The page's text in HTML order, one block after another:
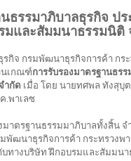
ธรรมาภิบาลธุรกิจ ป
มและสัมมนาธรรมนิติ
กิจ กรมพัฒนาธุรกิจการค้า กร
เกณฑ์การรับรองมาตรฐานธร
ำกัดเมื่อ โดย นายทศพล ทังสุบุ
.พาเลซ
าตรฐานธรรมมาภิบาลทั้งสิ้น จ
พัฒนาธุรกิจการค้า กระทรวงพ
บทางบริษัท ฝึกอบรมและสัมมน